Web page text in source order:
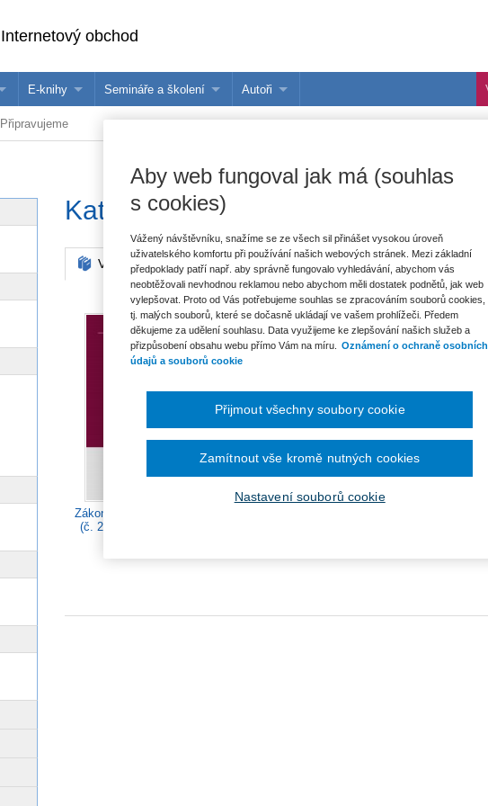
Internetový obchod
E-knihy
Jak na naše e-knihy?
Semináře a školení Autoři
Připravujeme
Katalog
Všechny produkty Akce Novinky Připravujeme
Zákon o poštovních službách
(č. 29/2000 Sb.) - komentář
Aby web fungoval jak má (souhlas
s cookies)
Vážený návštěvníku, snažíme se ze všech sil přinášet vysokou úroveň
uživatelského komfortu při používání našich webových stránek. Mezi základní
předpoklady patří např. aby správně fungovalo vyhledávání, abychom vás
neobtěžovali nevhodnou reklamou nebo abychom měli dostatek podnětů, jak web
vylepšovat. Proto od Vás potřebujeme souhlas se zpracováním souborů cookies,
tj. malých souborů, které se dočasně ukládají ve vašem prohlížeči. Předem
děkujeme za udělení souhlasu. Data využijeme ke zlepšování našich služeb a
přizpůsobení obsahu webu přímo Vám na míru.
Oznámení o ochraně osobních
údajů a souborů cookie
Nastavení souborů cookie
Zamítnout vše kromě nutných cookies
Přijmout všechny soubory cookie